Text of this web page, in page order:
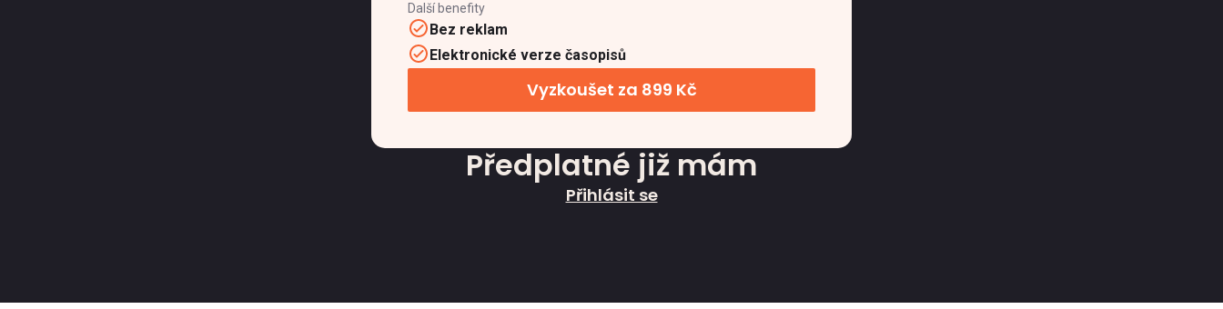
Další benefity
Bez reklam
Elektronické verze časopisů
Vyzkoušet za 899 Kč
Předplatné již mám
Přihlásit se